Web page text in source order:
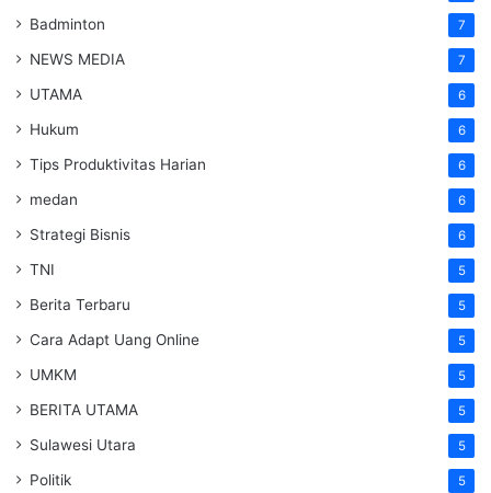
Badminton 7
NEWS MEDIA 7
UTAMA 6
Hukum 6
Tips Produktivitas Harian 6
medan 6
Strategi Bisnis 6
TNI 5
Berita Terbaru 5
Cara Adapt Uang Online 5
UMKM 5
BERITA UTAMA 5
Sulawesi Utara 5
Politik 5